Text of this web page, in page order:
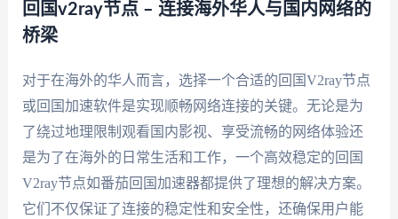
回国v2ray节点 – 连接海外华人与国内网络的
桥梁
对于在海外的华人而言，选择一个合适的回国V2ray节点
或回国加速软件是实现顺畅网络连接的关键。无论是为
了绕过地理限制观看国内影视、享受流畅的网络体验还
是为了在海外的日常生活和工作，一个高效稳定的回国
V2ray节点如番茄回国加速器都提供了理想的解决方案。
它们不仅保证了连接的稳定性和安全性，还确保用户能